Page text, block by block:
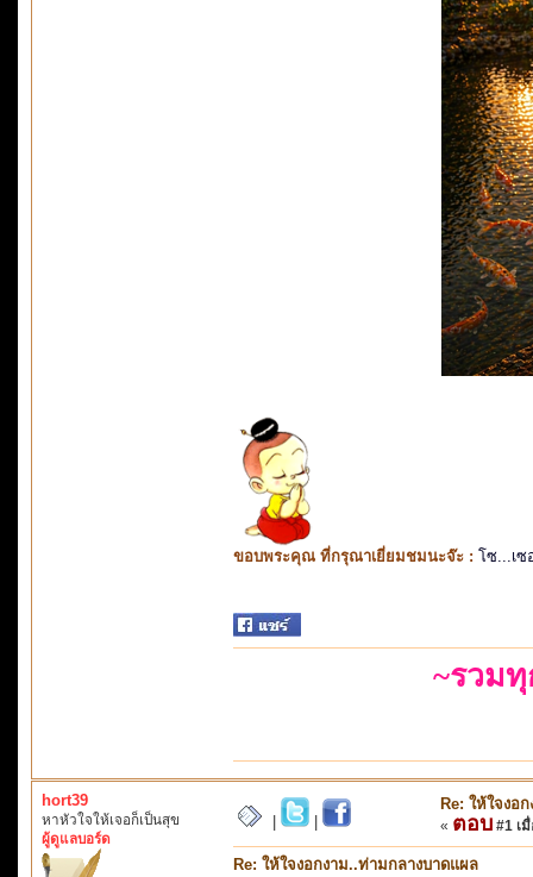
ขอบพระคุณ ที่กรุณาเยี่ยมชมนะจ๊ะ : โซ...เซ
~รวม
hort39
หาหัวใจให้เจอก็เป็นสุข
ผู้ดูแลบอร์ด
Re: ให้ใจงอ
« ตอบ #1 เ
Re: ให้ใจงอกงาม..ท่ามกลางบาดแผล